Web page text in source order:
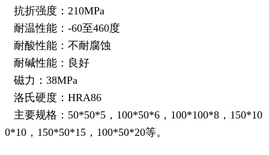
抗折强度：210MPa
耐温性能：-60至460度
耐酸性能：不耐腐蚀
耐碱性能：良好
磁力：38MPa
洛氏硬度：HRA86
主要规格：50*50*5，100*50*6，100*100*8，150*10
0*10，150*50*15，100*50*20等。